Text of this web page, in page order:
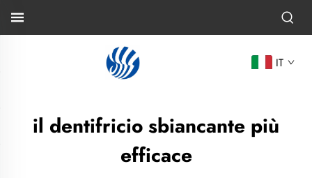
IT
il dentifricio sbiancante più
efficace